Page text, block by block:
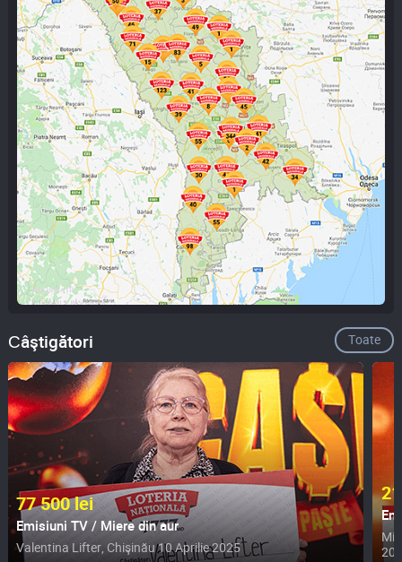
Сâştigători Toate
77 500 lei
Emisiuni TV / Miere din aur
Valentina Lifter, Chişinău10 Aprilie 2025